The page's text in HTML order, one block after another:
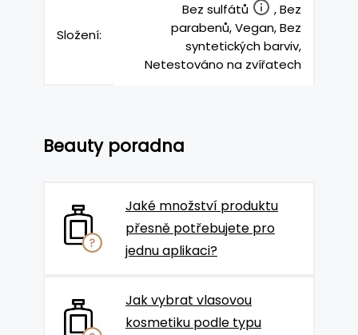
Složení:
Bez sulfátů
, Bez
parabenů, Vegan, Bez
syntetických barviv,
Netestováno na zvířatech
Beauty poradna
Jaké množství produktu
přesně potřebujete pro
jednu aplikaci?
Jak vybrat vlasovou
kosmetiku podle typu